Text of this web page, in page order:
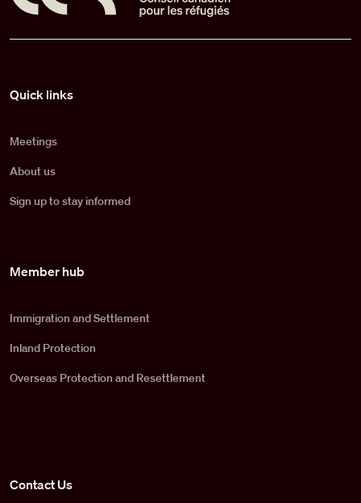
Quick links
Meetings
About us
Sign up to stay informed
Member hub
Immigration and Settlement
Inland Protection
Overseas Protection and Resettlement
Contact Us